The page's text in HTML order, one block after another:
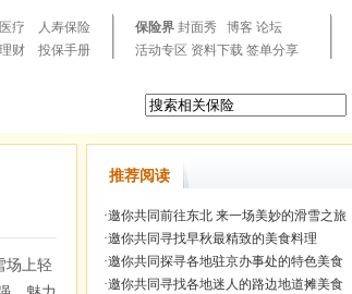
疗
人寿保险
财 投保手册
保险界 封面秀 博客 论坛
活动专区 资料下载 签单分享
场上轻
推荐阅读
·邀你共同前往东北 来一场美妙的滑雪之旅
·邀你共同寻找早秋最精致的美食料理
·邀你共同探寻各地驻京办事处的特色美食
·邀你共同寻找各地迷人的路边地道摊美食